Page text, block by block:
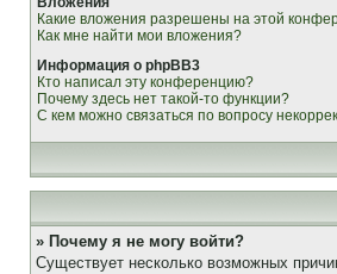
Какие вложения разрешены на этой
Как мне найти мои вложения?
Информация о phpBB3
Кто написал эту конференцию?
Почему здесь нет такой-то функции?
С кем можно связаться по вопросу
» Почему я не могу войти?
Существует несколько возможных